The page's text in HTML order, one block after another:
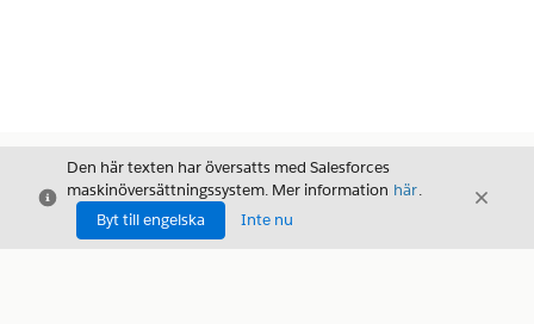
Stäng
Den här texten har översatts med Salesforces
maskinöversättningssystem. Mer information här.
Byt till engelska
Inte nu
Stäng